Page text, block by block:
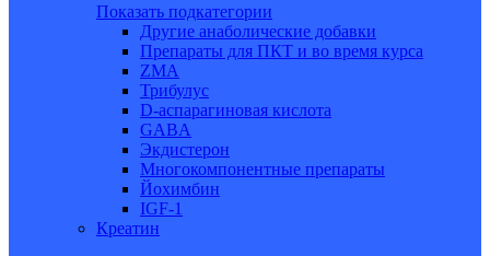
Показать подкатегории
Другие анаболические добавки
Препараты для ПКТ и во время курса
ZMA
Трибулус
D-аспарагиновая кислота
GABA
Экдистерон
Многокомпонентные препараты
Йохимбин
IGF-1
Креатин